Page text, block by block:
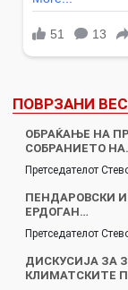
ПОВРЗАНИ
ОБРАЌАЊЕ НА
СОБРАНИЕТО
Претседателот
ПЕНДАРОВСКИ
ЕРДОГАН…
Претседателот
ДИСКУСИЈА ЗА
КЛИМАТСКИТЕ